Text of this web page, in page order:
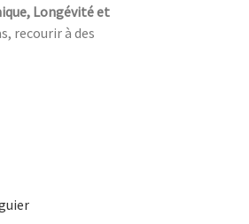
Longévité et
recourir à des